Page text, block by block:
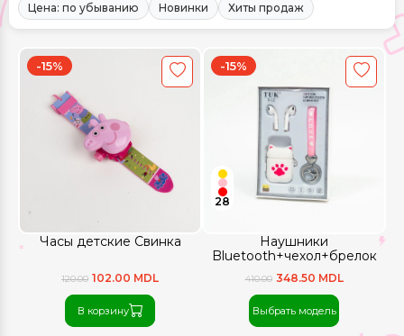
Цена: по убыванию
Новинки Хиты продаж
Часы детские Свинка
-15%
120.00 102.00 MDL
В корзину
Наушники
Bluetooth+чехол+брелок
-15%
28
410.00 348.50 MDL
Выбрать модель